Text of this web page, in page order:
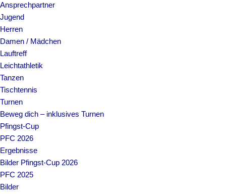
Ansprechpartner
Jugend
Herren
Damen / Mädchen
Lauftreff
Leichtathletik
Tanzen
Tischtennis
Turnen
Beweg dich – inklusives Turnen
Pfingst-Cup
PFC 2026
Ergebnisse
Bilder Pfingst-Cup 2026
PFC 2025
Bilder